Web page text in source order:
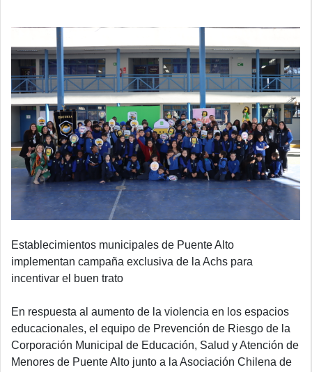
Establecimientos municipales de Puente Alto
implementan campaña exclusiva de la Achs para
incentivar el buen trato
En respuesta al aumento de la violencia en los espacios
educacionales, el equipo de Prevención de Riesgo de la
Corporación Municipal de Educación, Salud y Atención de
Menores de Puente Alto junto a la Asociación Chilena de